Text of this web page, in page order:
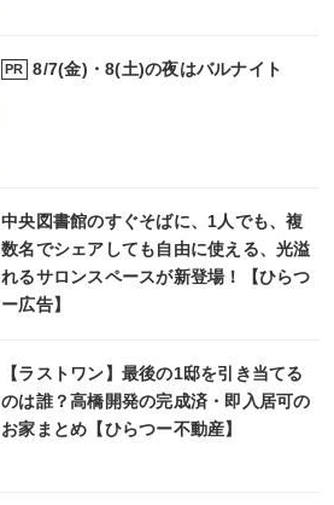
PR 8/7(金)・8(土)の夜はバルナイト
中央図書館のすぐそばに、1人でも、複
数名でシェアしても自由に使える、光溢
れるサロンスペースが新登場！【ひらつ
ー広告】
【ラストワン】最後の1邸を引き当てる
のは誰？高橋開発の完成済・即入居可の
お家まとめ【ひらつー不動産】